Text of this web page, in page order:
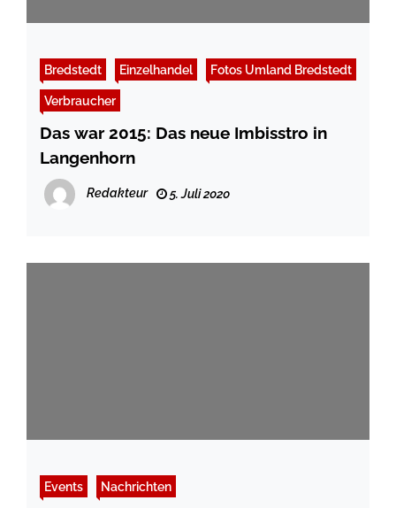
Bredstedt Einzelhandel Fotos Umland Bredstedt
Verbraucher
Das war 2015: Das neue Imbisstro in
Langenhorn
Redakteur 5. Juli 2020
Events Nachrichten